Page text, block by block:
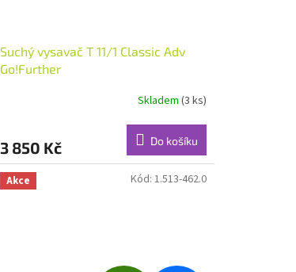
Suchý vysavač T 11/1 Classic Adv
Go!Further
Skladem (3 ks)
3 850 Kč Do košíku
Akce Kód: 1.513-462.0